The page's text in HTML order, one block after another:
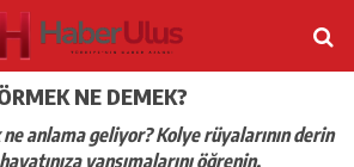
NE DEMEK?
anlama geliyor? Kolye rüyalarının derin
yansımalarını öğrenin.